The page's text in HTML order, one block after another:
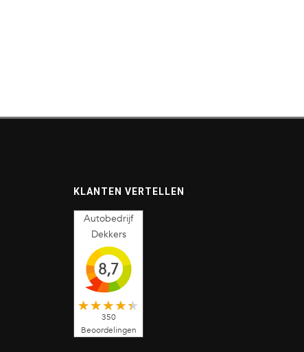
KLANTEN VERTELLEN
Autobedrijf
Dekkers
8,7
350
Beoordelingen